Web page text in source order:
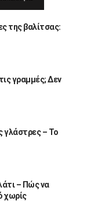
της βαλίτσας:
γραμμές; Δεν
γλάστρες – Το
– Πώς να
χωρίς